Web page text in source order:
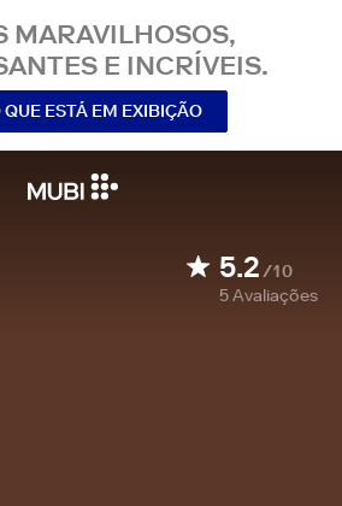
MARAVILHOSOS,
E INCRÍVEIS.
QUE ESTÁ EM EXIBIÇÃO
5.2/10
5Avaliações